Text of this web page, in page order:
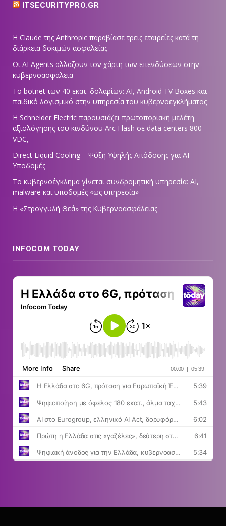
ITSECURITYPRO.GR
Η Claude της Anthropic παραβίασε τρεις εταιρείες κατά τη
διάρκεια δοκιμών ασφαλείας
Οι AI Agents αλλάζουν τον χάρτη των επενδύσεων στην
κυβερνοασφάλεια
Το botnet των 40 εκατ. δολαρίων: AI, Android TV Boxes και
παιδικό λογισμικό στην υπηρεσία του κυβερνοεγκλήματος
Η Schneider Electric παρουσιάζει πρωτοποριακή μελέτη
αξιολόγησης του κινδύνου Arc Flash σε data centers 800
VDC,
Direct Liquid Cooling – Ψύξη Υψηλής Απόδοσης για AI
Υποδομές
Το κυβερνοέγκλημα γίνεται συνδρομητική υπηρεσία: AI,
malware και υποδομές «ως υπηρεσία»
Η «Στρογγυλή Θεά» της Κυβερνοασφάλειας
INFOCOM TODAY